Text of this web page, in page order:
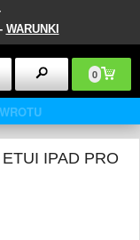
WARUNKI
0
IPAD PRO